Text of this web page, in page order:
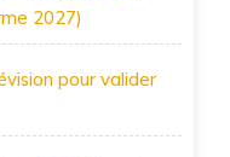
2027)
pour valider